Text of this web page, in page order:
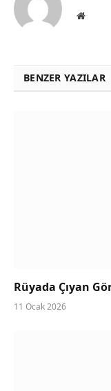
Website
BENZER YAZILAR
Rüyada Çıyan
11 Ocak 2026